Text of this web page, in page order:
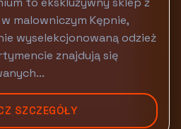
malowniczym Kępnie,
wyselekcjonowaną odzież
znajdują się
SZCZEGÓŁY